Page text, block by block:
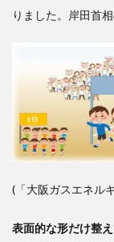
りました。岸田首
(「大阪ガスエネル
表面的な形だけ整